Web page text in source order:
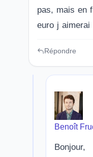
pas, mais en
euro j aimerai
Répondre
Benoît
Bonjour,